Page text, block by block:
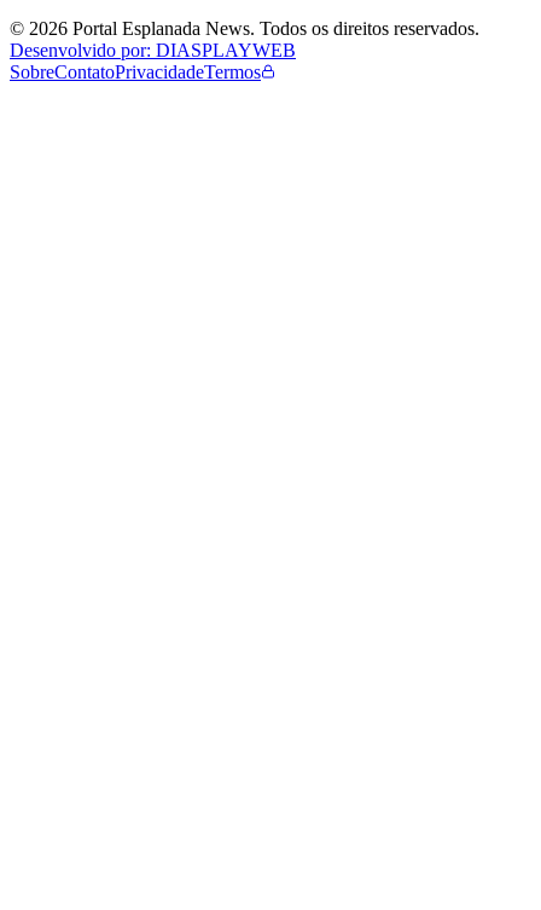
© 2026 Portal Esplanada News. Todos os direitos reservados.
Desenvolvido por: DIASPLAYWEB
SobreContatoPrivacidadeTermos